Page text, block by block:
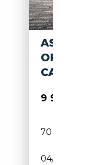
ASTON
OF 22 /
CARBON
9 999 999€
70 km
04/2024